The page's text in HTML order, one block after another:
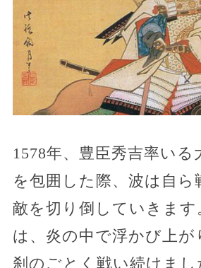
1578年、豊臣秀吉率いる
を包囲した際、波は自ら
敵を切り倒していきます
は、炎の中で浮かび上が
刹のごとく戦い続けまし